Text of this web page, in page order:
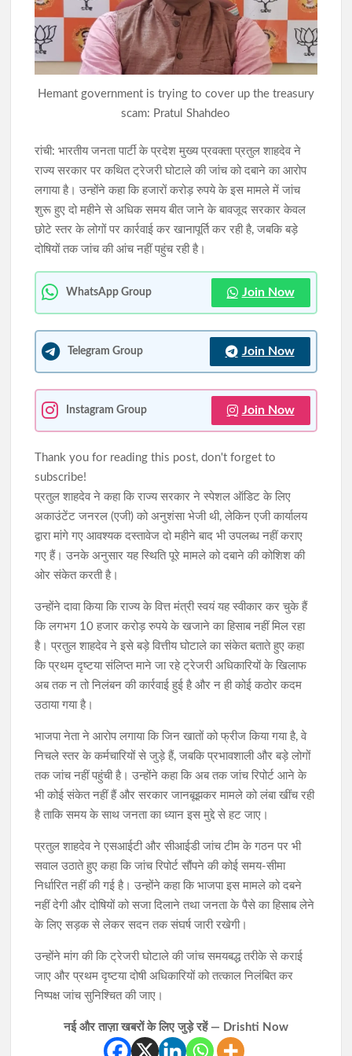
77वें राज्यव्यापी वन महोत्सव में मुख्यमंत्री हेमन्त सोरेन का संदेश, बोले- जल,
जंगल और जमीन का संरक्षण ही समृद्ध झारखंड की कुंजी
मुख्यमंत्री हेमन्त सोरेन को ब्रह्माकुमारी बहनों ने बांधी राखी, दिया प्रेम, सद्भाव
Hemant government is trying to cover up the treasury
scam: Pratul Shahdeo
रांची: भारतीय जनता पार्टी के प्रदेश मुख्य प्रवक्ता प्रतुल शाहदेव ने
राज्य सरकार पर कथित ट्रेजरी घोटाले की जांच को दबाने का आरोप
लगाया है। उन्होंने कहा कि हजारों करोड़ रुपये के इस मामले में जांच
शुरू हुए दो महीने से अधिक समय बीत जाने के बावजूद सरकार केवल
छोटे स्तर के लोगों पर कार्रवाई कर खानापूर्ति कर रही है, जबकि बड़े
दोषियों तक जांच की आंच नहीं पहुंच रही है।
WhatsApp Group Join Now
Telegram Group Join Now
Instagram Group Join Now
Thank you for reading this post, don't forget to
subscribe!
प्रतुल शाहदेव ने कहा कि राज्य सरकार ने स्पेशल ऑडिट के लिए
अकाउंटेंट जनरल (एजी) को अनुशंसा भेजी थी, लेकिन एजी कार्यालय
द्वारा मांगे गए आवश्यक दस्तावेज दो महीने बाद भी उपलब्ध नहीं कराए
गए हैं। उनके अनुसार यह स्थिति पूरे मामले को दबाने की कोशिश की
ओर संकेत करती है।
उन्होंने दावा किया कि राज्य के वित्त मंत्री स्वयं यह स्वीकार कर चुके हैं
कि लगभग 10 हजार करोड़ रुपये के खजाने का हिसाब नहीं मिल रहा
है। प्रतुल शाहदेव ने इसे बड़े वित्तीय घोटाले का संकेत बताते हुए कहा
कि प्रथम दृष्टया संलिप्त माने जा रहे ट्रेजरी अधिकारियों के खिलाफ
अब तक न तो निलंबन की कार्रवाई हुई है और न ही कोई कठोर कदम
उठाया गया है।
भाजपा नेता ने आरोप लगाया कि जिन खातों को फ्रीज किया गया है, वे
निचले स्तर के कर्मचारियों से जुड़े हैं, जबकि प्रभावशाली और बड़े लोगों
तक जांच नहीं पहुंची है। उन्होंने कहा कि अब तक जांच रिपोर्ट आने के
भी कोई संकेत नहीं हैं और सरकार जानबूझकर मामले को लंबा खींच रही
है ताकि समय के साथ जनता का ध्यान इस मुद्दे से हट जाए।
प्रतुल शाहदेव ने एसआईटी और सीआईडी जांच टीम के गठन पर भी
सवाल उठाते हुए कहा कि जांच रिपोर्ट सौंपने की कोई समय-सीमा
निर्धारित नहीं की गई है। उन्होंने कहा कि भाजपा इस मामले को दबने
नहीं देगी और दोषियों को सजा दिलाने तथा जनता के पैसे का हिसाब लेने
के लिए सड़क से लेकर सदन तक संघर्ष जारी रखेगी।
उन्होंने मांग की कि ट्रेजरी घोटाले की जांच समयबद्ध तरीके से कराई
जाए और प्रथम दृष्टया दोषी अधिकारियों को तत्काल निलंबित कर
निष्पक्ष जांच सुनिश्चित की जाए।
नई और ताज़ा खबरों के लिए जुड़े रहें — Drishti Now